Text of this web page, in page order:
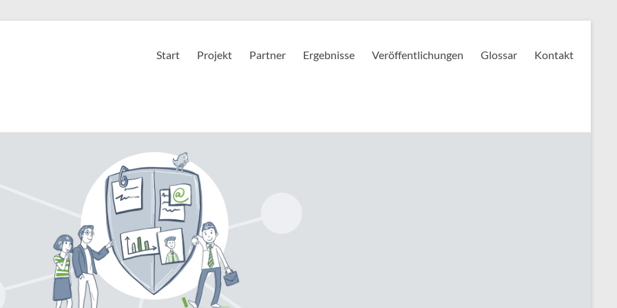
Start Projekt Partner Ergebnisse Veröffentlichungen Glossar Kontakt